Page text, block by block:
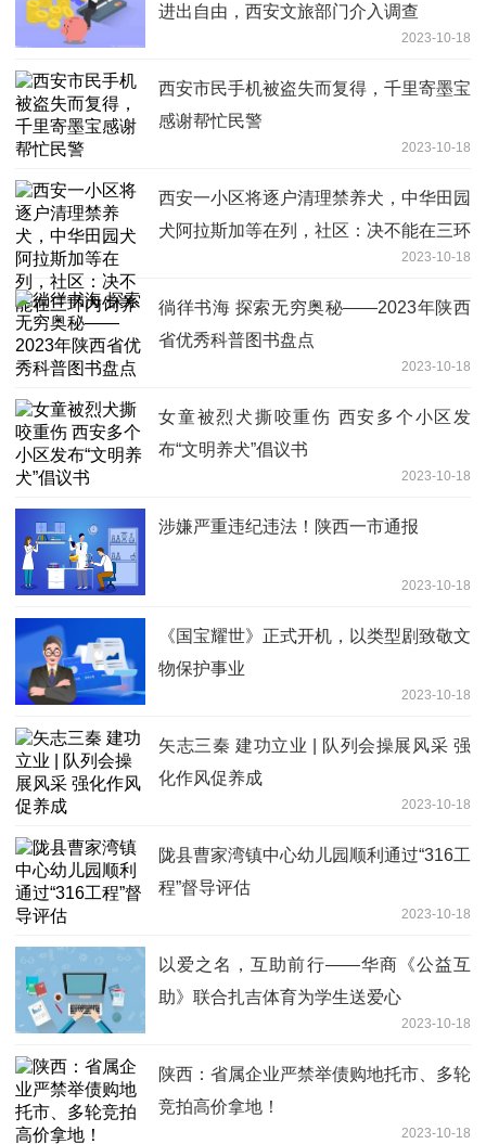
进出自由，西安文旅部门介入调查
2023-10-18
西安市民手机被盗失而复得，千里寄墨宝
感谢帮忙民警
2023-10-18
西安一小区将逐户清理禁养犬，中华田园
犬阿拉斯加等在列，社区：决不能在三环
2023-10-18
徜徉书海 探索无穷奥秘——2023年陕西
省优秀科普图书盘点
2023-10-18
女童被烈犬撕咬重伤 西安多个小区发
布“文明养犬”倡议书
2023-10-18
涉嫌严重违纪违法！陕西一市通报
2023-10-18
《国宝耀世》正式开机，以类型剧致敬文
物保护事业
2023-10-18
矢志三秦 建功立业 | 队列会操展风采 强
化作风促养成
2023-10-18
陇县曹家湾镇中心幼儿园顺利通过“316工
程”督导评估
2023-10-18
以爱之名，互助前行——华商《公益互
助》联合扎吉体育为学生送爱心
2023-10-18
陕西：省属企业严禁举债购地托市、多轮
竞拍高价拿地！
2023-10-18